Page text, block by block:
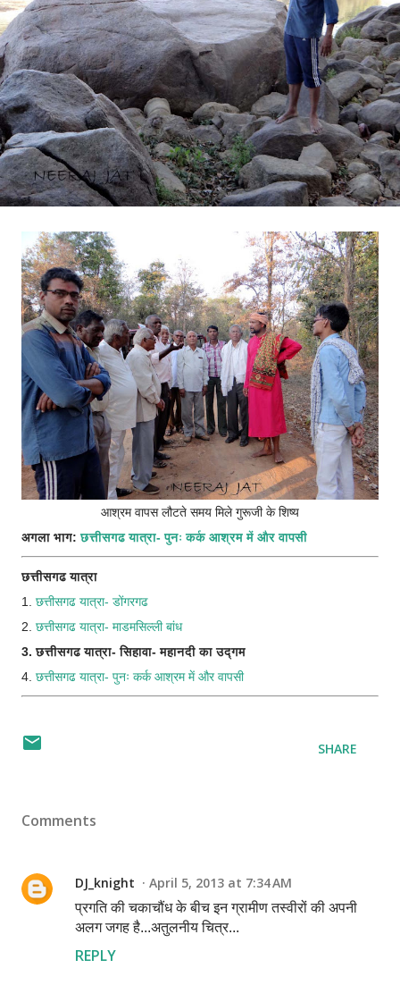
आश्रम वापस लौटते समय मिले गुरूजी के शिष्य
अगला भाग:छत्तीसगढ यात्रा- पुनः कर्क आश्रम में और वापसी
छत्तीसगढ यात्रा
1. छत्तीसगढ यात्रा- डोंगरगढ
2. छत्तीसगढ यात्रा- माडमसिल्ली बांध
3. छत्तीसगढ यात्रा- सिहावा- महानदी का उद्गम
4. छत्तीसगढ यात्रा- पुनः कर्क आश्रम में और वापसी
SHARE
Comments
DJ_knight April 5, 2013 at 7:34 AM
प्रगति की चकाचौंध के बीच इन ग्रामीण तस्वीरों की अपनी
अलग जगह है...अतुलनीय चित्र...
REPLY